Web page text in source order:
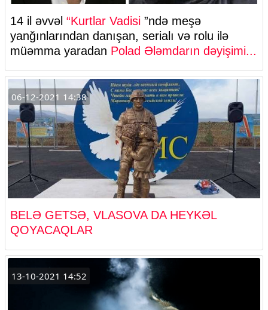
14 il əvvəl “Kurtlar Vadisi ”ndə meşə
yanğınlarından danışan, serialı və rolu ilə
müəmma yaradan Polad Ələmdarın dəyişimi...
06-12-2021 14:38
BELƏ GETSƏ, VLASOVA DA HEYKƏL
QOYACAQLAR
13-10-2021 14:52